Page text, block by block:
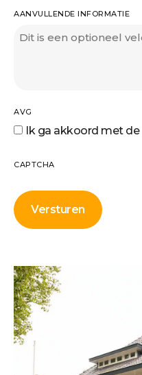
AANVULLENDE INFORMATIE
AVG
Ik ga akkoord met de
CAPTCHA